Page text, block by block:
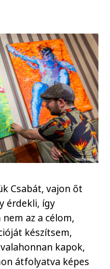
Csabát, vajon őt
érdekli, így
az a célom,
készítsem,
kapok,
átfolyatva képes